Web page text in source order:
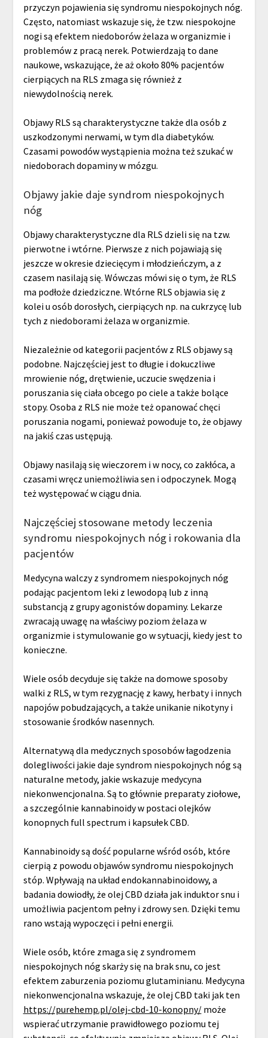
przyczyn pojawienia się syndromu niespokojnych nóg.
Często, natomiast wskazuje się, że tzw. niespokojne
nogi są efektem niedoborów żelaza w organizmie i
problemów z pracą nerek. Potwierdzają to dane
naukowe, wskazujące, że aż około 80% pacjentów
cierpiących na RLS zmaga się również z
niewydolnością nerek.
Objawy RLS są charakterystyczne także dla osób z
uszkodzonymi nerwami, w tym dla diabetyków.
Czasami powodów wystąpienia można też szukać w
niedoborach dopaminy w mózgu.
Objawy jakie daje syndrom niespokojnych
nóg
Objawy charakterystyczne dla RLS dzieli się na tzw.
pierwotne i wtórne. Pierwsze z nich pojawiają się
jeszcze w okresie dziecięcym i młodzieńczym, a z
czasem nasilają się. Wówczas mówi się o tym, że RLS
ma podłoże dziedziczne. Wtórne RLS objawia się z
kolei u osób dorosłych, cierpiących np. na cukrzycę lub
tych z niedoborami żelaza w organizmie.
Niezależnie od kategorii pacjentów z RLS objawy są
podobne. Najczęściej jest to długie i dokuczliwe
mrowienie nóg, drętwienie, uczucie swędzenia i
poruszania się ciała obcego po ciele a także bolące
stopy. Osoba z RLS nie może też opanować chęci
poruszania nogami, ponieważ powoduje to, że objawy
na jakiś czas ustępują.
Objawy nasilają się wieczorem i w nocy, co zakłóca, a
czasami wręcz uniemożliwia sen i odpoczynek. Mogą
też występować w ciągu dnia.
Najczęściej stosowane metody leczenia
syndromu niespokojnych nóg i rokowania dla
pacjentów
Medycyna walczy z syndromem niespokojnych nóg
podając pacjentom leki z lewodopą lub z inną
substancją z grupy agonistów dopaminy. Lekarze
zwracają uwagę na właściwy poziom żelaza w
organizmie i stymulowanie go w sytuacji, kiedy jest to
konieczne.
Wiele osób decyduje się także na domowe sposoby
walki z RLS, w tym rezygnację z kawy, herbaty i innych
napojów pobudzających, a także unikanie nikotyny i
stosowanie środków nasennych.
Alternatywą dla medycznych sposobów łagodzenia
dolegliwości jakie daje syndrom niespokojnych nóg są
naturalne metody, jakie wskazuje medycyna
niekonwencjonalna. Są to głównie preparaty ziołowe,
a szczególnie kannabinoidy w postaci olejków
konopnych full spectrum i kapsułek CBD.
Kannabinoidy są dość popularne wśród osób, które
cierpią z powodu objawów syndromu niespokojnych
stóp. Wpływają na układ endokannabinoidowy, a
badania dowiodły, że olej CBD działa jak induktor snu i
umożliwia pacjentom pełny i zdrowy sen. Dzięki temu
rano wstają wypoczęci i pełni energii.
Wiele osób, które zmaga się z syndromem
niespokojnych nóg skarży się na brak snu, co jest
efektem zaburzenia poziomu glutaminianu. Medycyna
niekonwencjonalna wskazuje, że olej CBD taki jak ten
https://purehemp.pl/olej-cbd-10-konopny/może
wspierać utrzymanie prawidłowego poziomu tej